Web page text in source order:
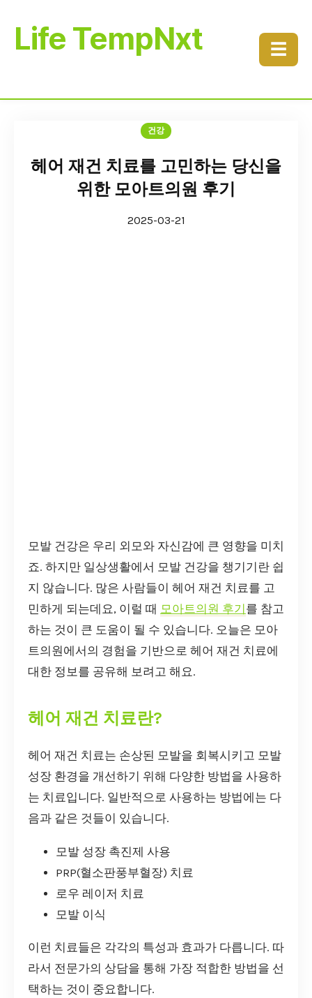
Life TempNxt ☰
건강
헤어 재건 치료를 고민하는 당신을
위한 모아트의원 후기
2025-03-21
모발 건강은 우리 외모와 자신감에 큰 영향을 미치
죠. 하지만 일상생활에서 모발 건강을 챙기기란 쉽
지 않습니다. 많은 사람들이 헤어 재건 치료를 고
민하게 되는데요, 이럴 때 모아트의원 후기 를 참고
하는 것이 큰 도움이 될 수 있습니다. 오늘은 모아
트의원에서의 경험을 기반으로 헤어 재건 치료에
대한 정보를 공유해 보려고 해요.
헤어 재건 치료란?
헤어 재건 치료는 손상된 모발을 회복시키고 모발
성장 환경을 개선하기 위해 다양한 방법을 사용하
는 치료입니다. 일반적으로 사용하는 방법에는 다
음과 같은 것들이 있습니다.
모발 성장 촉진제 사용
PRP(혈소판풍부혈장) 치료
로우 레이저 치료
모발 이식
이런 치료들은 각각의 특성과 효과가 다릅니다. 따
라서 전문가의 상담을 통해 가장 적합한 방법을 선
택하는 것이 중요합니다.